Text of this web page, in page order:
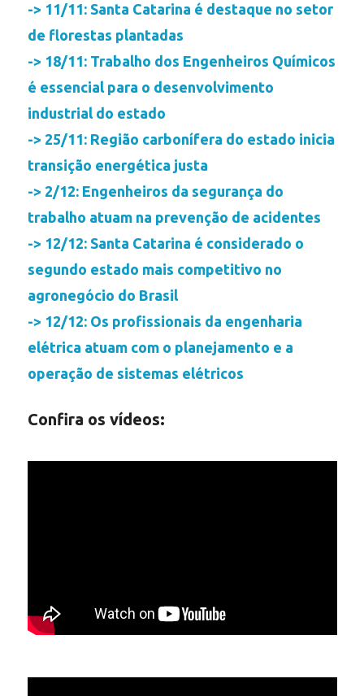
-> 11/11: Santa Catarina é destaque no setor
de florestas plantadas
-> 18/11: Trabalho dos Engenheiros Químicos
é essencial para o desenvolvimento
industrial do estado
-> 25/11: Região carbonífera do estado inicia
transição energética justa
-> 2/12: Engenheiros da segurança do
trabalho atuam na prevenção de acidentes
-> 12/12: Santa Catarina é considerado o
segundo estado mais competitivo no
agronegócio do Brasil
-> 12/12: Os profissionais da engenharia
elétrica atuam com o planejamento e a
operação de sistemas elétricos
Confira os vídeos: